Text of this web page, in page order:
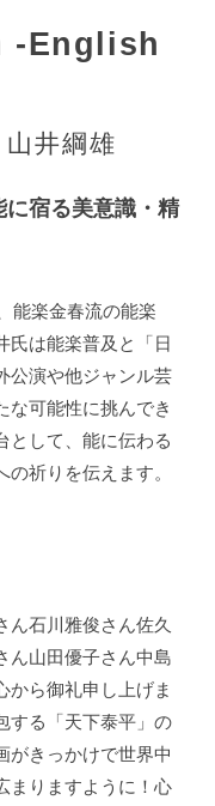
-English
井綱雄
に宿る美意識・精
能楽金春流の能楽
氏は能楽普及と「日
公演や他ジャンル芸
な可能性に挑んでき
として、能に伝わる
祈りを伝えます。
ん石川雅俊さん佐久
ん山田優子さん中島
から御礼申し上げま
する「天下泰平」の
がきっかけで世界中
まりますように！心